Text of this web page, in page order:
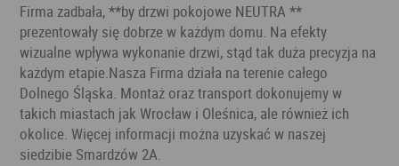
Firma zadbała, **by drzwi pokojowe NEUTRA **
prezentowały się dobrze w każdym domu. Na efekty
wizualne wpływa wykonanie drzwi, stąd tak duża precyzja na
każdym etapie.Nasza Firma działa na terenie całego
Dolnego Śląska. Montaż oraz transport dokonujemy w
takich miastach jak Wrocław i Oleśnica, ale również ich
okolice. Więcej informacji można uzyskać w naszej
siedzibie Smardzów 2A.